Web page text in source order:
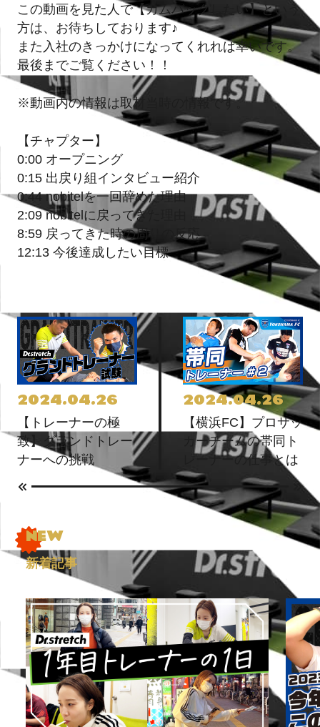
この動画を見た人で【カムバックしたい】という
方は、お待ちしております♪
また入社のきっかけになってくれれば幸いです。
最後までご覧ください！！
※動画内の情報は取材当時の情報です。
【チャプター】
0:00 オープニング
0:15 出戻り組インタビュー紹介
0:44 nobitelを一回辞めた理由
2:09 nobitelに戻ってきた理由
8:59 戻ってきた時の周りの反応
12:13 今後達成したい目標
2024.04.26
【トレーナーの極
致】グランドトレー
ナーへの挑戦
2024.04.26
【横浜FC】プロサッ
カーチームの帯同ト
レーナーの仕事とは
新着記事